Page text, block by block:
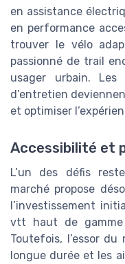
en assistance
en performance
trouver le vélo
passionné de trail
usager urbain.
d’entretien
et optimiser
Accessibilité et
L’un des défis
marché propose
l’investissement
vtt haut de
Toutefois, l’essor du
longue durée et les